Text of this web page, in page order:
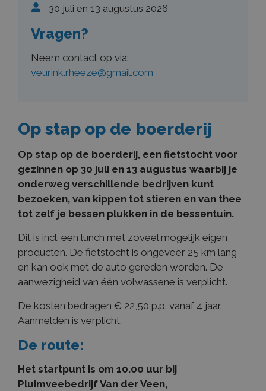
Op stap op de boerderij
Op stap op de boerderij, een fietstocht voor
gezinnen op 30 juli en 13 augustus waarbij je
onderweg verschillende bedrijven kunt
bezoeken, van kippen tot stieren en van thee
tot zelf je bessen plukken in de bessentuin.
Dit is incl. een lunch met zoveel mogelijk eigen
producten. De fietstocht is ongeveer 25 km lang
en kan ook met de auto gereden worden. De
aanwezigheid van één volwassene is verplicht.
De kosten bedragen € 22,50 p.p. vanaf 4 jaar.
Aanmelden is verplicht.
De route:
Het startpunt is om 10.00 uur bij
Pluimveebedrijf Van der Veen,
30 juli en 13 augustus 2026
Vragen?
Neem contact op via:
veurink.rheeze@gmail.com